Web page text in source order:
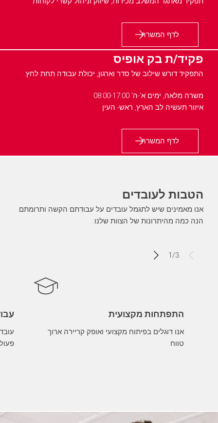
לדף המשרה
פקיד/ת בק אופיס
התפקיד דורש שילוב של סדר וארגון, יכולת עבודה תחת לחץ.
משרה מלאה, ימים א'-ה' 08:00-17:00
איזור תעשיה לב הארץ, ראש- העין
לדף המשרה
הטבות לעובדים
אנו מאמינים שיש לתגמל עובדים על עבודתם הקשה ותרומתם.
הנה כמה מהיתרונות של הצוות שלנו:
1/3
התפתחות מקצועית
אנו דוגלים בפיתוח מקצועי ואופק קריירה ארוך
טווח